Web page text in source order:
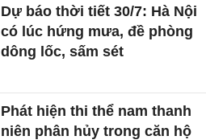
Dự báo thời tiết 30/7: Hà Nội
có lúc hứng mưa, đề phòng
dông lốc, sấm sét
Phát hiện thi thể nam thanh
niên phân hủy trong căn hộ